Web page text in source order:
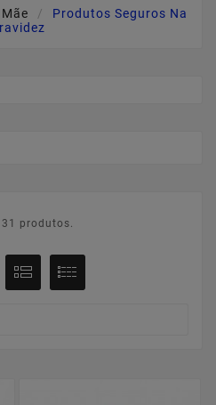
Mãe
Produtos Seguros Na
31 produtos.